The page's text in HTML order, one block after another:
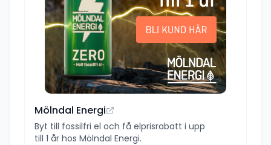
Mölndal Energi
Byt till fossilfri el och få elprisrabatt i upp
till 1 år hos Mölndal Energi.